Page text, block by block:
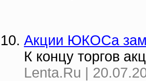
Акции ЮКОСа
К концу торгов
Lenta.Ru |